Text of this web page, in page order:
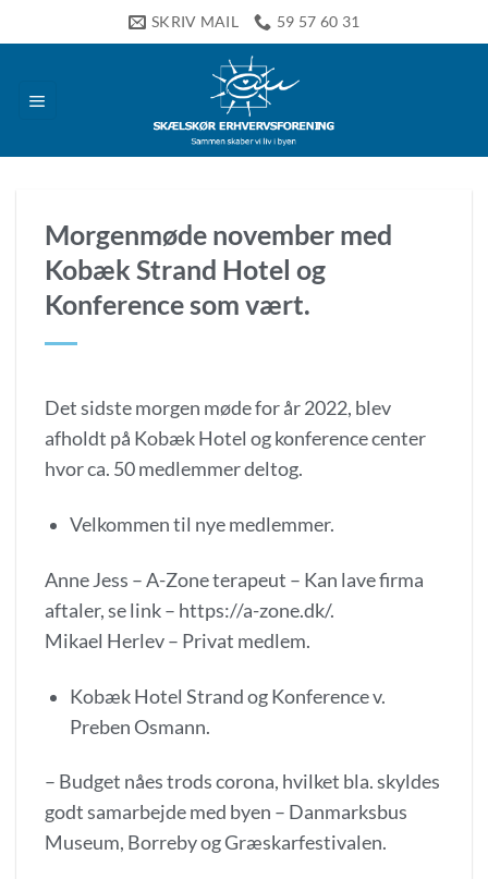
til
SKRIV MAIL 59 57 60 31
Morgenmøde november med
Kobæk Strand Hotel og
Konference som vært.
Det sidste morgen møde for år 2022, blev
afholdt på Kobæk Hotel og konference center
hvor ca. 50 medlemmer deltog.
Velkommen til nye medlemmer.
Anne Jess – A-Zone terapeut – Kan lave firma
aftaler, se link – https://a-zone.dk/.
Mikael Herlev – Privat medlem.
Kobæk Hotel Strand og Konference v.
Preben Osmann.
– Budget nåes trods corona, hvilket bla. skyldes
godt samarbejde med byen – Danmarksbus
Museum, Borreby og Græskarfestivalen.